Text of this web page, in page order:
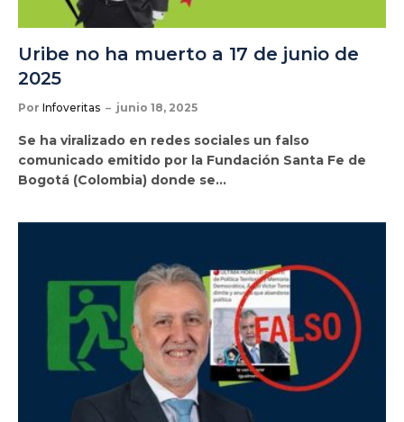
Uribe no ha muerto a 17 de junio de
2025
Por Infoveritas junio 18, 2025
Se ha viralizado en redes sociales un falso
comunicado emitido por la Fundación Santa Fe de
Bogotá (Colombia) donde se…